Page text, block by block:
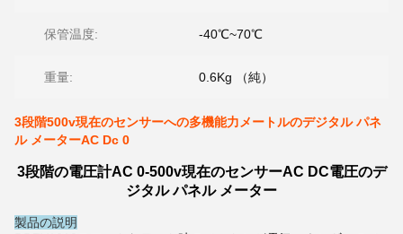
保管温度: -40℃~70℃
重量: 0.6Kg （純）
3段階500v現在のセンサーへの多機能力メートルのデジタル パネ
ル メーターAC Dc 0
3段階の電圧計AC 0-500v現在のセンサーAC DC電圧のデ
ジタル パネル メーター
製品の説明